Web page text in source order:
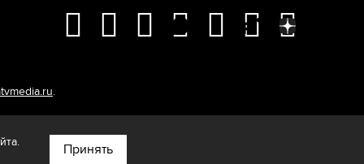
.
Принять